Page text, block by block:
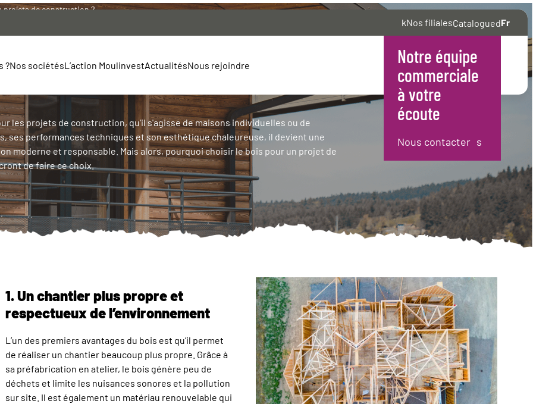
Nos filialesCatalogue Fr
English
?Nos sociétés
Energie
Imprégnés
Moulin
Agathe
L’action Moulinvest
Agenda
Assemblée générale
Communiqués de presse
Contrat liquidité & Rachat
d'Actions
Etats financier
Actions & Droits de Vote du
ActualitésNous rejoindre
Notre équipe
commerciale
à votre
écoute
Nous contacter
projets de construction ?
bois pour vos projets de
les projets de construction, qu'il s'agisse de maisons individuelles ou de
ses performances techniques et son esthétique chaleureuse, il devient une
moderne et responsable. Mais alors, pourquoi choisir le bois pour un projet de
de faire ce choix.
1. Un chantier plus propre et
respectueux de l’environnement
L’un des premiers avantages du bois est qu’il permet
de réaliser un chantier beaucoup plus propre. Grâce à
sa préfabrication en atelier, le bois génère peu de
déchets et limite les nuisances sonores et la pollution
sur site. Il est également un matériau renouvelable qui